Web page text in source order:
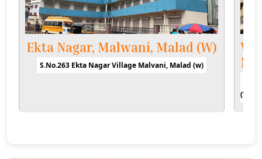
Ekta Nagar, Malwani, Malad (W)
S.No.263 Ekta Nagar Village Malvani, Malad (w)
(W),